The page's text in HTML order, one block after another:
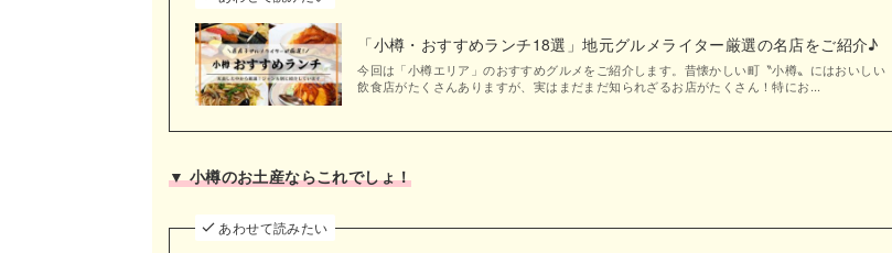
「小樽・おすすめランチ18選」地元グルメライター厳選の名店をご紹介♪
今回は「小樽エリア」のおすすめグルメをご紹介します。昔懐かしい町〝小樽〟にはおいしい
飲食店がたくさんありますが、実はまだまだ知られざるお店がたくさん！特にお...
▼ 小樽のお土産ならこれでしょ！
あわせて読みたい